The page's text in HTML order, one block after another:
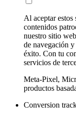
Al aceptar estos
contenidos
nuestro sitio
de navegación y
éxito. Con tu
servicios de
Meta-Pixel,
productos
Conversion